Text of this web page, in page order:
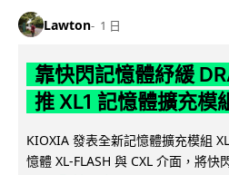
Lawton 1 日
靠快閃記憶體紓緩
推 XL1 記憶體擴充模
KIOXIA 發表全新記憶體擴充模組
憶體 XL-FLASH 與 CXL 介面，將